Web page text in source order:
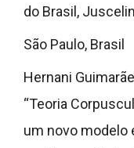
do Brasil,
São Paulo, Brasil
Hernani
“Teoria
um novo modelo